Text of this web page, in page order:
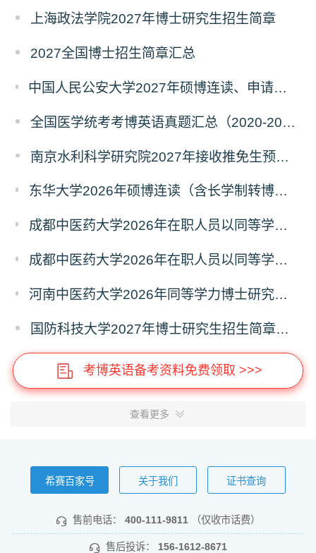
上海政法学院2027年博士研究生招生简章
2027全国博士招生简章汇总
中国人民公安大学2027年硕博连读、申请考核、本科直博博士研究生招生报名事宜的通知
全国医学统考考博英语真题汇总（2020-2026年）
南京水利科学研究院2027年接收推免生预报名公告
东华大学2026年硕博连读（含长学制转博）博士研究生拟录取名单公示
成都中医药大学2026年在职人员以同等学力申请中西医结合博士学术学位招生章程
成都中医药大学2026年在职人员以同等学力申请中医博士专业学位招生章程
河南中医药大学2026年同等学力博士研究生招生拟进入复试人员名单公示
国防科技大学2027年博士研究生招生简章（预发版）
考博英语备考资料免费领取 >>>
查看更多
希赛百家号 关于我们 证书查询
售前电话： 400-111-9811 （仅收市话费）
售后投诉： 156-1612-8671